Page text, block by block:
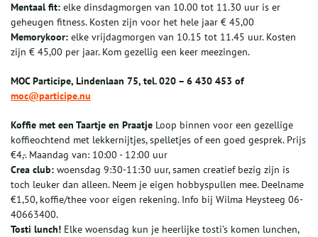
Mentaal fit: elke dinsdagmorgen van 10.00 tot 11.30 uur is er
geheugen fitness. Kosten zijn voor het hele jaar € 45,00
Memorykoor: elke vrijdagmorgen van 10.15 tot 11.45 uur. Kosten
zijn € 45,00 per jaar. Kom gezellig een keer meezingen.
MOC Participe, Lindenlaan 75, tel. 020 – 6 430 453 of
moc@participe.nu
Koffie met een Taartje en Praatje Loop binnen voor een gezellige
koffieochtend met lekkernijtjes, spelletjes of een goed gesprek. Prijs
€4,-. Maandag van: 10:00 - 12:00 uur
Crea club: woensdag 9:30-11:30 uur, samen creatief bezig zijn is
toch leuker dan alleen. Neem je eigen hobbyspullen mee. Deelname
€1,50, koffie/thee voor eigen rekening. Info bij Wilma Heysteeg 06-
40663400.
Tosti lunch! Elke woensdag kun je heerlijke tosti’s komen lunchen,